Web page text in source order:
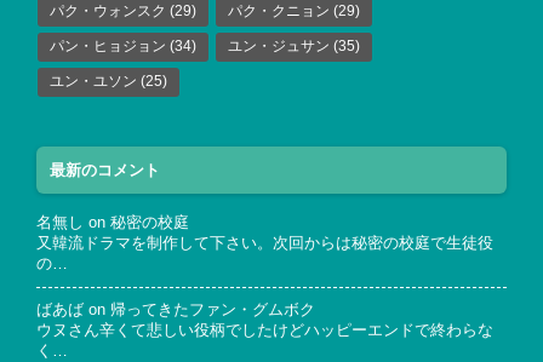
パク・ウォンスク (29) パク・クニョン (29)
パン・ヒョジョン (34) ユン・ジュサン (35)
ユン・ユソン (25)
最新のコメント
名無し on 秘密の校庭
又韓流ドラマを制作して下さい。次回からは秘密の校庭で生徒役
の…
ばあば on 帰ってきたファン・グムボク
ウヌさん辛くて悲しい役柄でしたけどハッピーエンドで終わらな
く…